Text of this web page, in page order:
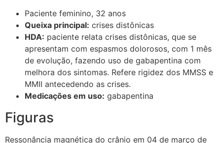
Paciente feminino, 32 anos
Queixa principal: crises distônicas
HDA: paciente relata crises distônicas, que se
apresentam com espasmos dolorosos, com 1 mês
de evolução, fazendo uso de gabapentina com
melhora dos sintomas. Refere rigidez dos MMSS e
MMII antecedendo as crises.
Medicações em uso: gabapentina
Figuras
Ressonância magnética do crânio em 04 de março de